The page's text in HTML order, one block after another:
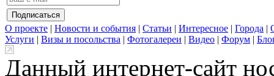
О проекте | Новости и события | Статьи | Интересное | Города |
Услуги | Визы и посольства | Фотогалереи | Видео | Форум |
Данный интернет-сайт